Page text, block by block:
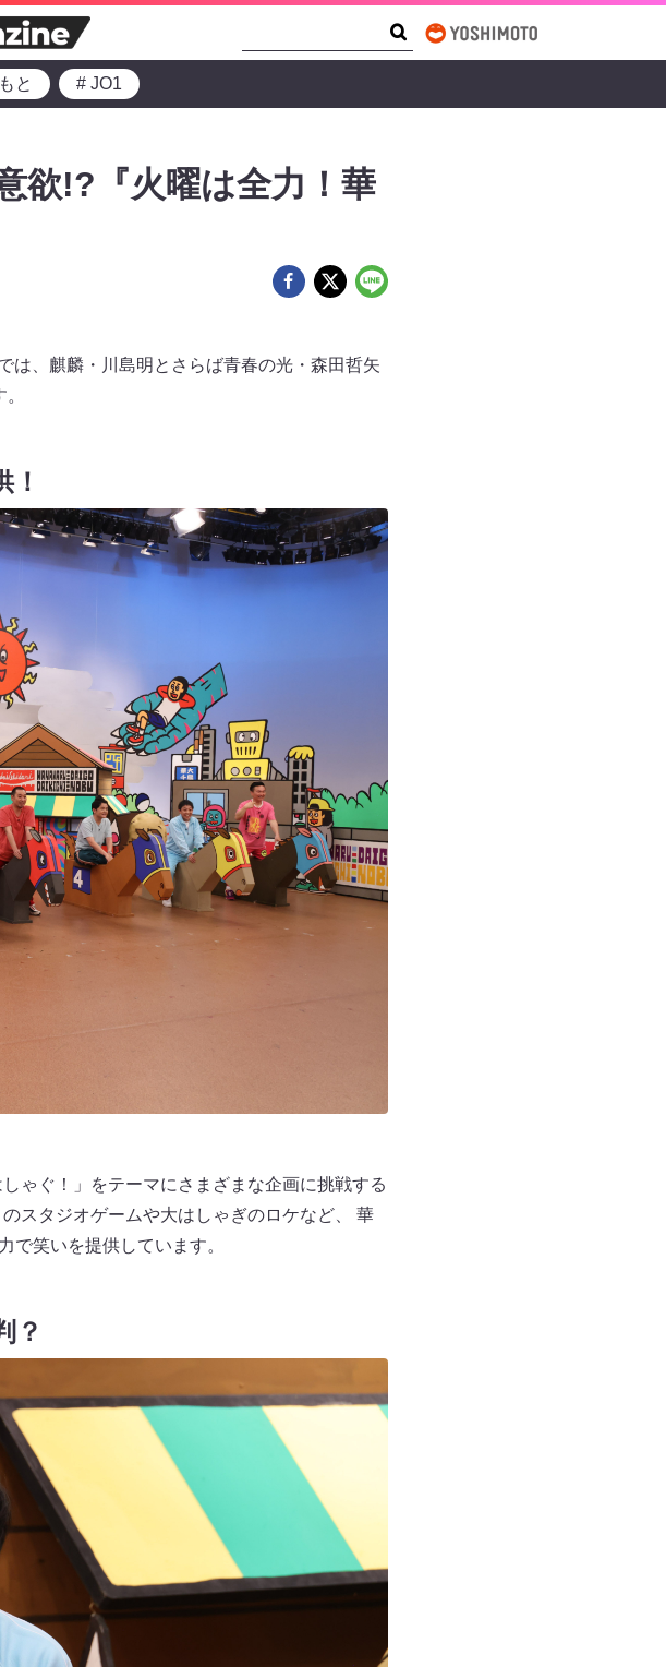
と # JO1
欲!?『火曜は全力！華
は、麒麟・川島明とさらば青春の光・森田哲矢
ゃぐ！」をテーマにさまざまな企画に挑戦する
スタジオゲームや大はしゃぎのロケなど、 華
で笑いを提供しています。
？